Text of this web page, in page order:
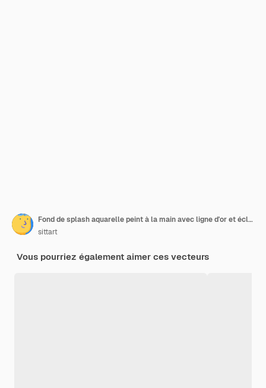
Fond de splash aquarelle peint à la main avec ligne d'or et éclat
sittart
Vous pourriez également aimer ces vecteurs